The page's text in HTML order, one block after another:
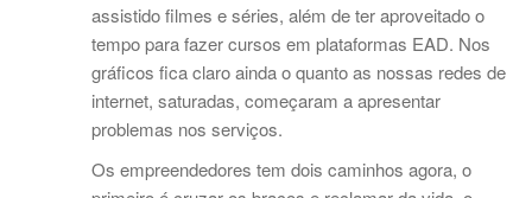
assistido filmes e séries, além de ter aproveitado o
tempo para fazer cursos em plataformas EAD. Nos
gráficos fica claro ainda o quanto as nossas redes de
internet, saturadas, começaram a apresentar
problemas nos serviços.
Os empreendedores tem dois caminhos agora, o